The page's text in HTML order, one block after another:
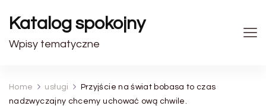
Katalog spokojny
Wpisy tematyczne
Home usługi
Przyjście na świat bobasa to czas
nadzwyczajny chcemy uchować ową chwile.